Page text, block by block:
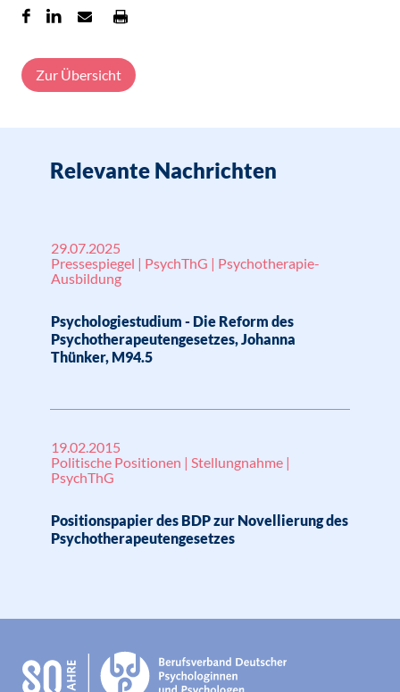
Zur Übersicht
Relevante Nachrichten
29.07.2025
Pressespiegel | PsychThG | Psychotherapie-
Ausbildung
Psychologiestudium - Die Reform des
Psychotherapeutengesetzes, Johanna
Thünker, M94.5
19.02.2015
Politische Positionen | Stellungnahme |
PsychThG
Positionspapier des BDP zur Novellierung des
Psychotherapeutengesetzes